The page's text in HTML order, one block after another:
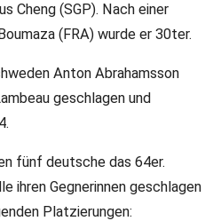
Cheng (SGP). Nach einer
(FRA) wurde er 30ter.
Anton Abrahamsson
geschlagen und
fünf deutsche das 64er.
ihren Gegnerinnen geschlagen
Platzierungen: